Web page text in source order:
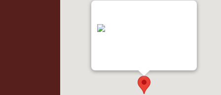
"var d=document,